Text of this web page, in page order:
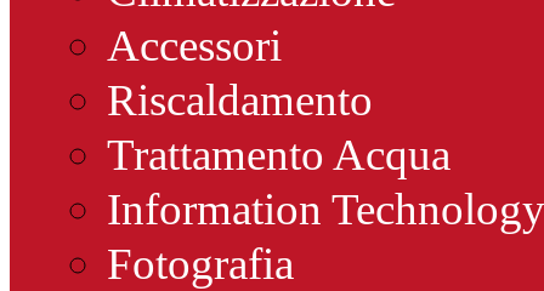
Accessori
Riscaldamento
Trattamento Acqua
Information Technology
Fotografia